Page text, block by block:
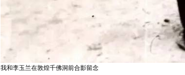
我和李玉兰在敦煌千佛洞前合影留念